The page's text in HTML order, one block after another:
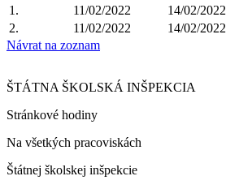
1.
11/02/2022 14/02/2022
2.
11/02/2022 14/02/2022
Návrat na zoznam
ŠTÁTNA ŠKOLSKÁ INŠPEKCIA
Stránkové hodiny​
Na všetkých pracoviskách
Štátnej školskej inšpekcie